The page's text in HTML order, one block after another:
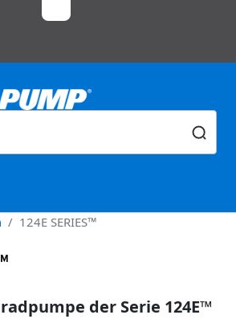
124E SERIES™
der Serie 124E™